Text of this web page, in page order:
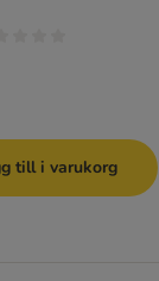
till i varukorg